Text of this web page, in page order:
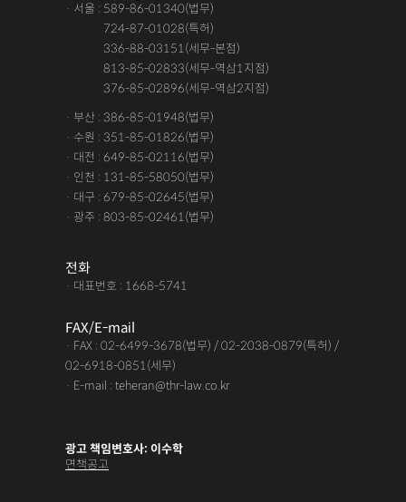
· 서울 : 589-86-01340(법무)
724-87-01028(특허)
336-88-03151(세무-본점)
813-85-02833(세무-역삼1지점)
376-85-02896(세무-역삼2지점)
· 부산 : 386-85-01948(법무)
· 수원 : 351-85-01826(법무)
· 대전 : 649-85-02116(법무)
· 인천 : 131-85-58050(법무)
· 대구 : 679-85-02645(법무)
· 광주 : 803-85-02461(법무)
전화
· 대표번호 : 1668-5741
FAX/E-mail
· FAX : 02-6499-3678(법무) / 02-2038-0879(특허) /
02-6918-0851(세무)
· E-mail : teheran@thr-law.co.kr
광고 책임변호사: 이수학
면책공고